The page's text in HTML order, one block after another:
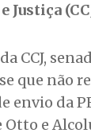
Justiça
CCJ,
que não
envio da
e